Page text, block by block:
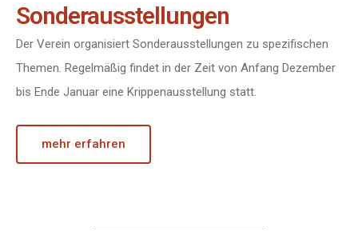
Sonderausstellungen
Der Verein organisiert Sonderausstellungen zu spezifischen
Themen. Regelmäßig findet in der Zeit von Anfang Dezember
bis Ende Januar eine Krippenausstellung statt.
mehr erfahren